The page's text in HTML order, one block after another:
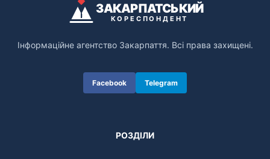
ЗАКАРПАТСЬКИЙ
КОРЕСПОНДЕНТ
Інформаційне агентство Закарпаття. Всі права захищені.
Facebook Telegram
РОЗДІЛИ